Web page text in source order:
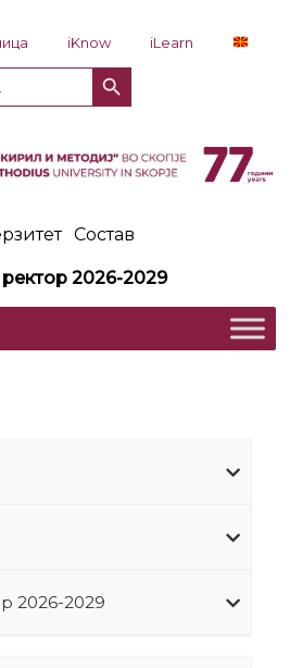
iKnow
iLearn
Копче за пребарување
Состав
2026-2029
2026-2029